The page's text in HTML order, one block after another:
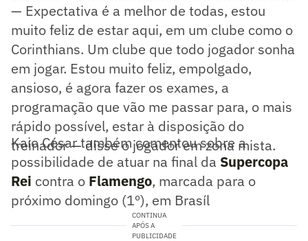
— Expectativa é a melhor de todas, estou
muito feliz de estar aqui, em um clube como o
Corinthians. Um clube que todo jogador sonha
em jogar. Estou muito feliz, empolgado,
ansioso, é agora fazer os exames, a
programação que vão me passar para, o mais
rápido possível, estar à disposição do
treinador — disse o jogador em zona mista.
Kaio César também comentou sobre a
possibilidade de atuar na final da Supercopa
Rei contra o Flamengo, marcada para o
próximo domingo (1º), em Brasíl
CONTINUA
APÓS A
PUBLICIDADE